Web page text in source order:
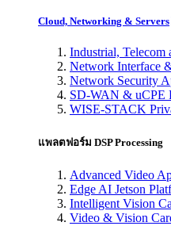
Cloud, Networking & Servers
Industrial, Telecom
Network Interface
Network Security
SD-WAN & uCPE
WISE-STACK
แพลตฟอร์ม DSP Processing
Advanced Video
Edge AI Jetson
Intelligent Vision
Video & Vision